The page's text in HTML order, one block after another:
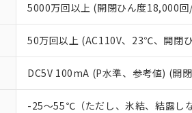
5000万回以上 (開閉ひん度18,000
50万回以上 (AC110V、23℃、開閉
DC5V 100mA (P水準、参考値) (開
-25～55℃（ただし、氷結、結露しな